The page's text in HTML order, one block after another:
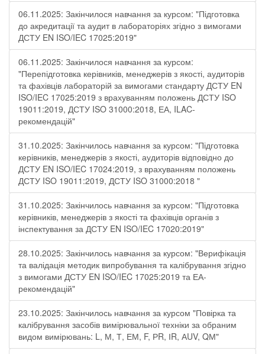
06.11.2025: Закінчилося навчання за курсом: "Підготовка
до акредитації та аудит в лабораторіях згідно з вимогами
ДСТУ EN ISO/IEC 17025:2019"
06.11.2025: Закінчилося навчання за курсом:
"Перепідготовка керівників, менеджерів з якості, аудиторів
та фахівців лабораторій за вимогами стандарту ДСТУ EN
ISO/IEC 17025:2019 з врахуванням положень ДСТУ ISO
19011:2019, ДСТУ ISO 31000:2018, ЕА, ILAC-
рекомендацій"
31.10.2025: Закінчилось навчання за курсом: "Підготовка
керівників, менеджерів з якості, аудиторів відповідно до
ДСТУ EN ISO/IEC 17024:2019, з врахуванням положень
ДСТУ ISO 19011:2019, ДСТУ ISO 31000:2018 "
31.10.2025: Закінчилось навчання за курсом: "Підготовка
керівників, менеджерів з якості та фахівців органів з
інспектування за ДСТУ EN ISO/IEC 17020:2019"
28.10.2025: Закінчилось навчання за курсом: "Верифікація
та валідація методик випробування та калібрування згідно
з вимогами ДСТУ EN ISO/IEC 17025:2019 та ЕА-
рекомендацій"
23.10.2025: Закінчилось навчання за курсом "Повірка та
калібрування засобів вимірювальної техніки за обраним
видом вимірювань: L, М, Т, ЕМ, F, РR, ІR, АUV, QМ"